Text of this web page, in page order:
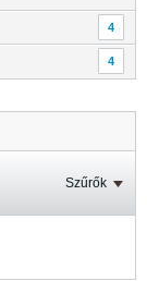
4
4
Szűrők